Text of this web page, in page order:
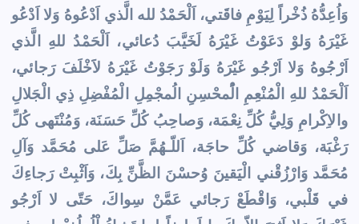
وَاُعِدُّهُ ذُخْراً لِيَوْمِ فاقَتي، اَلْحَمْدُ لله الَّذي اَدْعُوهُ وَلا اَدْعُو
غَيْرَهُ وَلوْ دَعَوْتُ غَيْرَهُ لَخَيَّبَ دُعائي، اَلْحَمْدُ للهِ الَّذي
اَرْجُوهُ وَلا اَرْجُو غَيْرَهُ وَلَوْ رَجَوْتُ غَيْرَهُ لاََخْلَفَ رَجائي،
اَلْحَمْدُ للهِ الْمُنْعِمِ الُْمحْسِنِ الُمجْمِلِ الْمُفْضِلِ ذِي الْجَلالِ
والاِكْرامِ وَلِيُّ كُلِّ نِعْمَة، وَصاحِبُ كُلِّ حَسَنَة، وَمُنْتَهى كُلِّ
رَغْبَة، وَقاضي كُلِّ حاجَة، اَللّـهُمَّ صَلِّ عَلى مُحَمَّد وَآلِ
مُحَمَّد وَارْزُقْني الْيَقينَ وُحسْنَ الظَّنِّ بِكَ، وَاَثْبِتْ رَجاءِكَ
في قَلْبي، وَاقْطَعْ رَجائي عَمَّنْ سِواكَ، حَتّى لا اَرْجُو